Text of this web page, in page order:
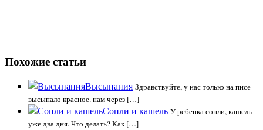
Похожие статьи
Высыпания Здравствуйте, у нас только на писе
высыпало красное. нам через […]
Сопли и кашель У ребенка сопли, кашель
уже два дня. Что делать? Как […]